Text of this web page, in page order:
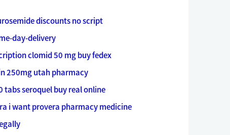
discounts no script
day-delivery
clomid 50 mg buy fedex
250mg utah pharmacy
tabsseroquel buy real online
i want provera pharmacy medicine